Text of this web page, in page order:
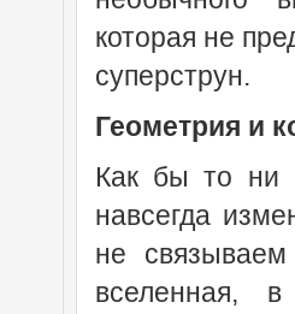
которая не
суперструн.
Геометрия и
Как бы то ни
навсегда
не
вселенная, в